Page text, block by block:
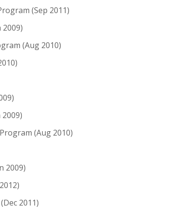
(Sep 2011)
(Aug 2010)
(Aug 2010)
2009)
2011)